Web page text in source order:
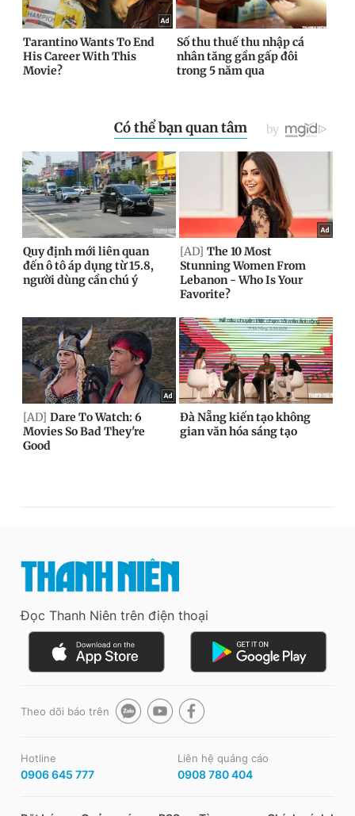
Đọc Thanh Niên trên điện thoại
Theo dõi báo trên
Hotline
0906 645 777
Liên hệ quảng cáo
0908 780 404